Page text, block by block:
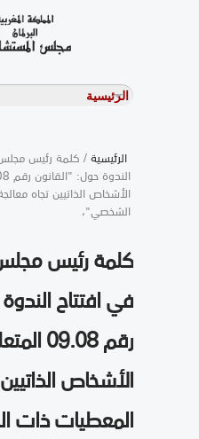
الرئيسية/ كلمة رئيس مجلس
الأشخاص الذاتيين تجاه
الشخصي"،
كلمة رئيس
في افتتاح
رقم
الأشخاص
المعطيات ذات